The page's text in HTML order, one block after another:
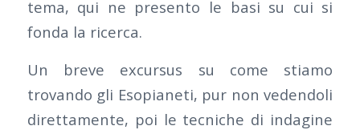
tema, qui ne presento le basi su cui si
fonda la ricerca.
Un breve excursus su come stiamo
trovando gli Esopianeti, pur non vedendoli
direttamente, poi le tecniche di indagine